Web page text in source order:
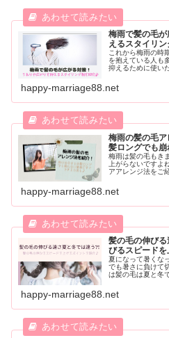
梅雨で髪の毛
えるスタイリ
これから梅雨の時
を抱えている人も
抑えるために使い
の時期におすすめ
happy-marriage88.net
梅雨の髪の毛
髪ロングでも
梅雨は髪の毛もき
上がらないですよ
アアレンジ法をご
ぜひ参考にしてみ
happy-marriage88.net
髪の毛の伸び
びるスピード
夏になって暑くな
でも暑さに負けて
は髪の毛は夏と冬
紹介します。
happy-marriage88.net